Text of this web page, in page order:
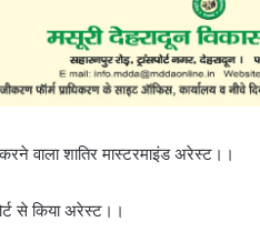
वाला शातिर मास्टरमाइंड अरेस्ट।।
से किया अरेस्ट।।